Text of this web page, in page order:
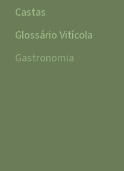
Castas
Glossário Vitícola
Gastronomia